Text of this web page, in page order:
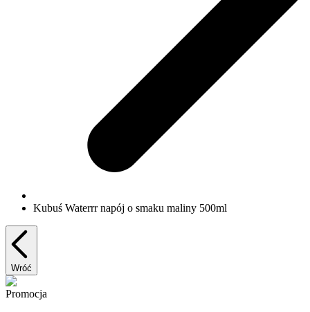
Kubuś Waterrr napój o smaku maliny 500ml
Wróć
Promocja